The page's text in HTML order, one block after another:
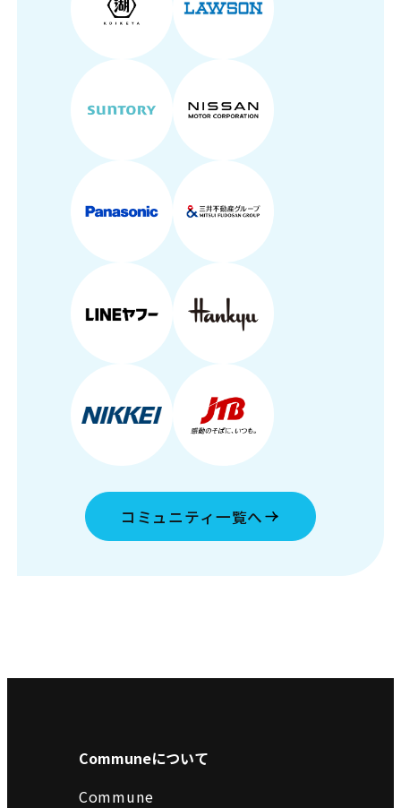
コミュニティ一覧へ
Communeについて
Commune